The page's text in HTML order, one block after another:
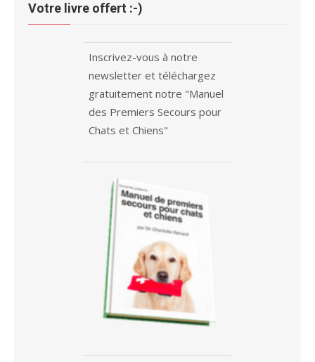
Votre livre offert :-)
Inscrivez-vous à notre
newsletter et téléchargez
gratuitement notre "Manuel
des Premiers Secours pour
Chats et Chiens"